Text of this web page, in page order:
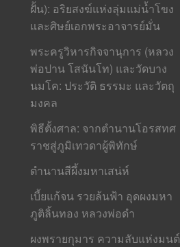
ฝั้น): อริยสงฆ์แห่งลุ่มแม่น้ำโขง
และศิษย์เอกพระอาจารย์มั่น
พระครูวิหารกิจจานุการ (หลวง
พ่อปาน โสนันโท) และวัดบาง
นมโค: ประวัติ ธรรมะ และวัตถุ
มงคล
พิธีตั้งศาล: จากตำนานโอรสทศ
ราชสู่ภูมิเทวดาผู้พิทักษ์
ตำนานสีผึ้งมหาเสน่ห์
เบี้ยแก้จน รวยล้นฟ้า อุดผงมหา
ภูติลิ้นทอง หลวงพ่อดำ
ผงพรายกุมาร ความลับแห่งมนต์